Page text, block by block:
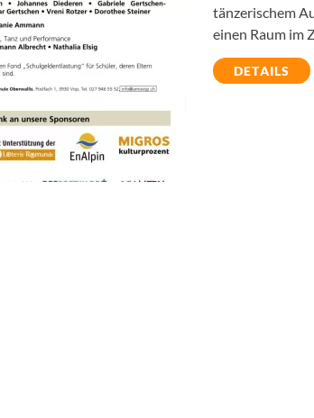
tänzerischem
einen Raum im
DETAILS